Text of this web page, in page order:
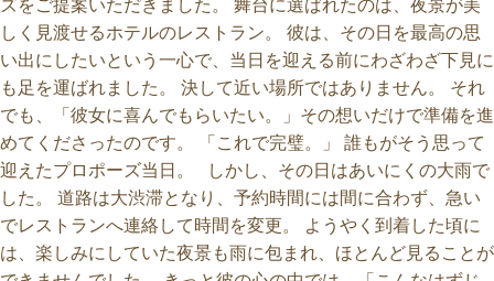
ズをご提案いただきました。 舞台に選ばれたのは、夜景が美
しく見渡せるホテルのレストラン。 彼は、その日を最高の思
い出にしたいという一心で、当日を迎える前にわざわざ下見に
も足を運ばれました。 決して近い場所ではありません。 それ
でも、「彼女に喜んでもらいたい。」その想いだけで準備を進
めてくださったのです。 「これで完璧。」 誰もがそう思って
迎えたプロポーズ当日。 しかし、その日はあいにくの大雨で
した。 道路は大渋滞となり、予約時間には間に合わず、急い
でレストランへ連絡して時間を変更。 ようやく到着した頃に
は、楽しみにしていた夜景も雨に包まれ、ほとんど見ることが